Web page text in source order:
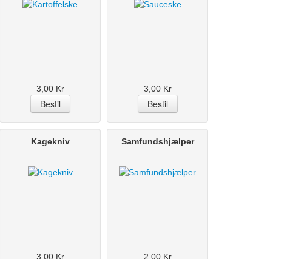
3,00 Kr 3,00 Kr
Kagekniv
3,00 Kr
Samfundshjælper
2,00 Kr